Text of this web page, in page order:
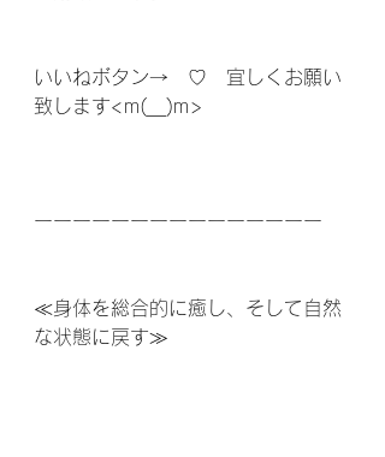
いいねボタン→　♡　宜しくお願い
致します<m(__)m>
ーーーーーーーーーーーーーーー
≪身体を総合的に癒し、そして自然
な状態に戻す≫